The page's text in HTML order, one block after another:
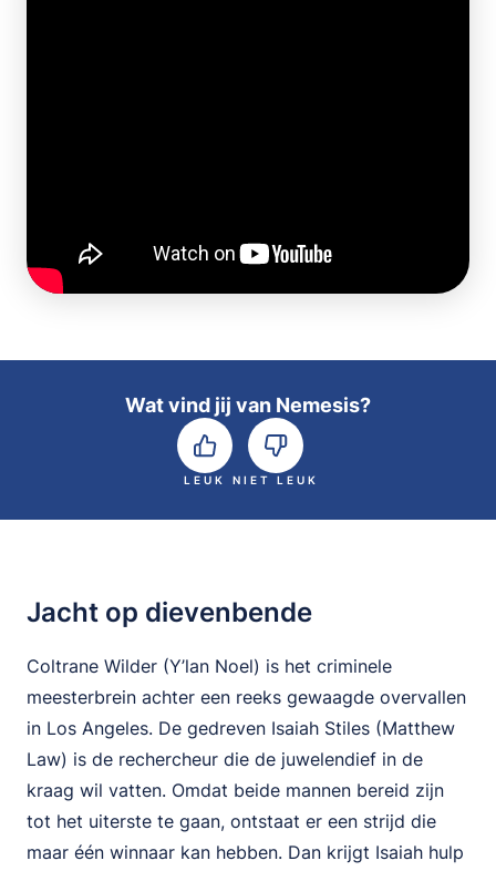
Wat vind jij van Nemesis?
LEUK NIET LEUK
Jacht op dievenbende
Coltrane Wilder (Y’lan Noel) is het criminele
meesterbrein achter een reeks gewaagde overvallen
in Los Angeles. De gedreven Isaiah Stiles (Matthew
Law) is de rechercheur die de juwelendief in de
kraag wil vatten. Omdat beide mannen bereid zijn
tot het uiterste te gaan, ontstaat er een strijd die
maar één winnaar kan hebben. Dan krijgt Isaiah hulp